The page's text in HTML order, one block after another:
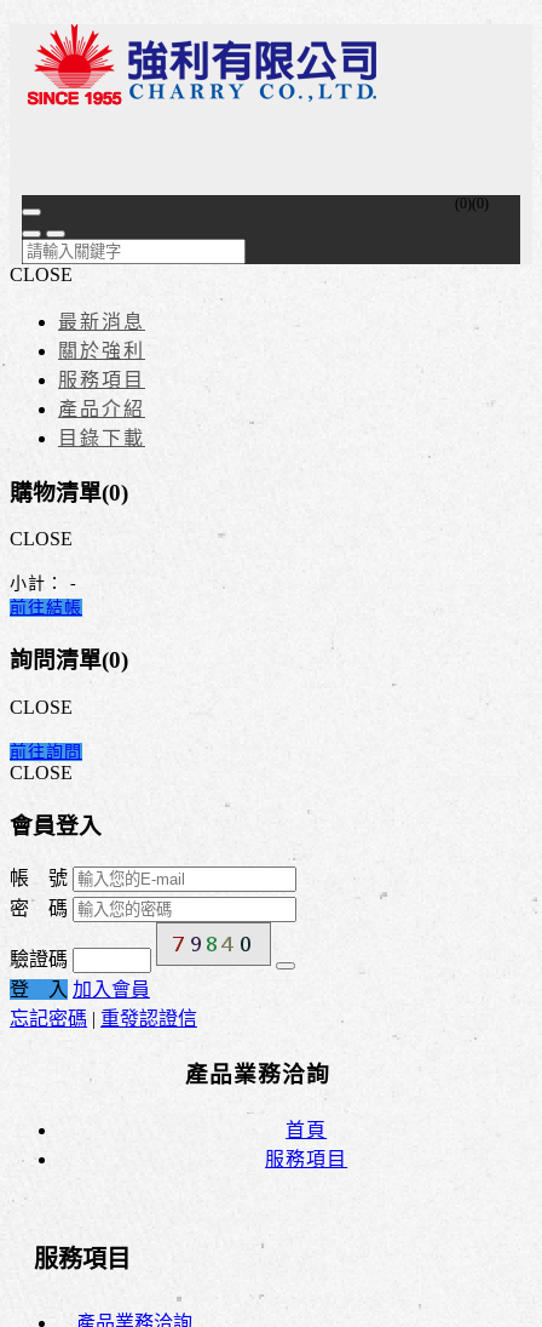
(0)(0)
CLOSE
最新消息
關於強利
服務項目
產品介紹
目錄下載
購物清單(0)
CLOSE
小計：
-
前往結帳
詢問清單(0)
CLOSE
前往詢問
CLOSE
會員登入
帳 號
密 碼
驗證碼
登 入 加入會員
忘記密碼 | 重發認證信
產品業務洽詢
首頁
服務項目
服務項目
產品業務洽詢